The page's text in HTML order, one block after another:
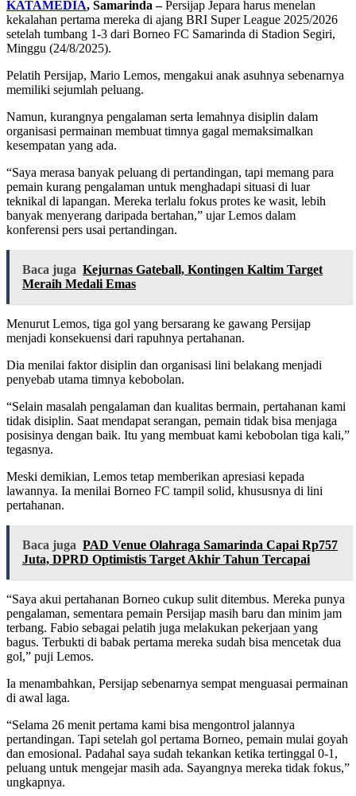
KATAMEDIA, Samarinda –Persijap Jepara harus menelan
kekalahan pertama mereka di ajang BRI Super League 2025/2026
setelah tumbang 1-3 dari Borneo FC Samarinda di Stadion Segiri,
Minggu (24/8/2025).
Pelatih Persijap, Mario Lemos, mengakui anak asuhnya sebenarnya
memiliki sejumlah peluang.
Namun, kurangnya pengalaman serta lemahnya disiplin dalam
organisasi permainan membuat timnya gagal memaksimalkan
kesempatan yang ada.
“Saya merasa banyak peluang di pertandingan, tapi memang para
pemain kurang pengalaman untuk menghadapi situasi di luar
teknikal di lapangan. Mereka terlalu fokus protes ke wasit, lebih
banyak menyerang daripada bertahan,” ujar Lemos dalam
konferensi pers usai pertandingan.
Baca juga Kejurnas Gateball, Kontingen Kaltim Target
Meraih Medali Emas
Menurut Lemos, tiga gol yang bersarang ke gawang Persijap
menjadi konsekuensi dari rapuhnya pertahanan.
Dia menilai faktor disiplin dan organisasi lini belakang menjadi
penyebab utama timnya kebobolan.
“Selain masalah pengalaman dan kualitas bermain, pertahanan kami
tidak disiplin. Saat mendapat serangan, pemain tidak bisa menjaga
posisinya dengan baik. Itu yang membuat kami kebobolan tiga kali,”
tegasnya.
Meski demikian, Lemos tetap memberikan apresiasi kepada
lawannya. Ia menilai Borneo FC tampil solid, khususnya di lini
pertahanan.
Baca juga PAD Venue Olahraga Samarinda Capai Rp757
Juta, DPRD Optimistis Target Akhir Tahun Tercapai
“Saya akui pertahanan Borneo cukup sulit ditembus. Mereka punya
pengalaman, sementara pemain Persijap masih baru dan minim jam
terbang. Fabio sebagai pelatih juga melakukan pekerjaan yang
bagus. Terbukti di babak pertama mereka sudah bisa mencetak dua
gol,” puji Lemos.
Ia menambahkan, Persijap sebenarnya sempat menguasai permainan
di awal laga.
“Selama 26 menit pertama kami bisa mengontrol jalannya
pertandingan. Tapi setelah gol pertama Borneo, pemain mulai goyah
dan emosional. Padahal saya sudah tekankan ketika tertinggal 0-1,
peluang untuk mengejar masih ada. Sayangnya mereka tidak fokus,”
ungkapnya.